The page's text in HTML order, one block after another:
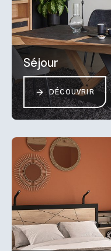
Séjour
DÉCOUVRIR